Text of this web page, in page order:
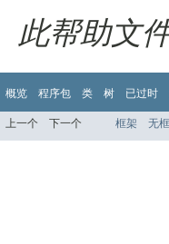
此帮助文
概览 程序包 类 树 已过时
上一个 下一个 框架 无